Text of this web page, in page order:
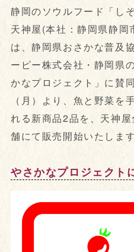
静岡のソウルフード「し
天神屋(本社：静岡県静
は、静岡県おさかな普及
ーピー株式会社・静岡県
かなプロジェクト」に賛
（月）より、魚と野菜を
れる新商品2品を、天神
舗にて販売開始いたします
やさかなプロジェクト